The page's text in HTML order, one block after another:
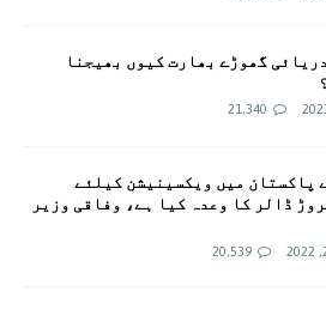
گھوڑے بھارت کیوں بھیجنا
21,340
پاکستان میں ویکسینیشن کیلئے
2 کروڑ ڈالر کا وعدہ کیا ہے، وفاقی وزیر
20,539